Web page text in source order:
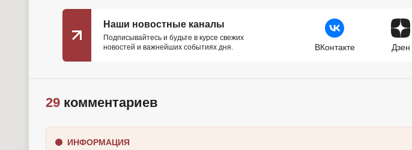
Наши новостные каналы
Подписывайтесь и будьте в курсе свежих
новостей и важнейших событиях дня.
ВКонтакте Дзен
29 комментариев
ИНФОРМАЦИЯ